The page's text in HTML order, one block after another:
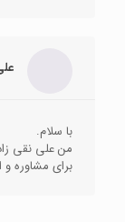
با سلام.
من علی نقی
برای مشاوره